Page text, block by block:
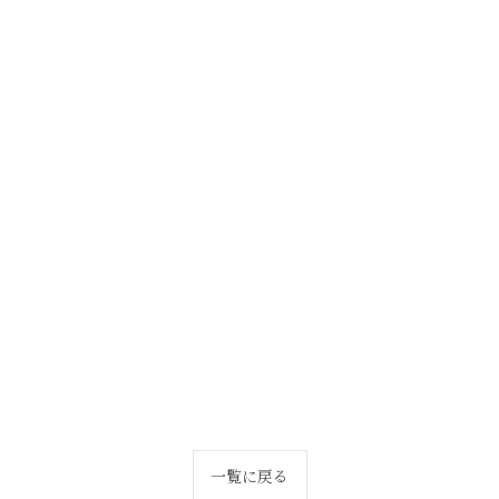
一覧に戻る